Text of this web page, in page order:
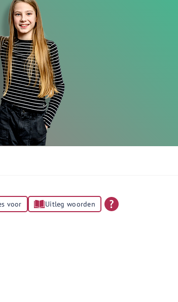
voor Uitleg woorden